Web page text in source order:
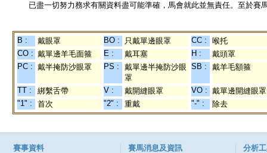
已盡一切努力務求有關資料盡可能準確，馬會就此並無責任。至於賽
B : 戴眼罩 BO : 只戴單邊眼罩 CC :
喉托
CO : 戴單邊羊毛面箍 E : 戴耳塞 H :
戴頭罩
PC : 戴半掩防沙眼罩 PS :
戴單邊半掩防沙眼
罩
SB : 戴羊毛額箍
TT : 綁繫舌帶 V : 戴開縫眼罩 VO : 戴單邊開縫眼罩
"1" :
首次 "2" : 重戴 "-" : 除去
賽事資料 賽馬消息及資訊 分析